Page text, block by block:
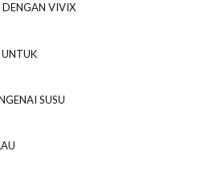
VIVIX
UNTUK
SUSU